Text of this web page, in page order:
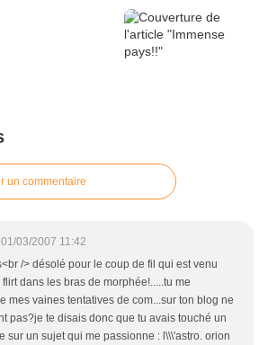
un commentaire
01/03/2007 11:42
/> désolé pour le coup de fil qui est venu
dans les bras de morphée!.....tu me
mes vaines tentatives de com...sur ton blog ne
pas?je te disais donc que tu avais touché un
sur un sujet qui me passionne : l\\\'astro. orion